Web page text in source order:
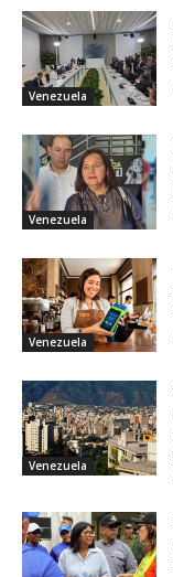
Venezuela
Venezuela
Venezuela
Venezuela